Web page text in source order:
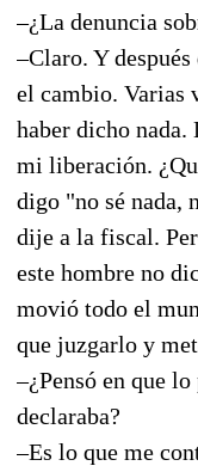
–¿La denuncia
–Claro. Y
el cambio. Varias
haber dicho
mi liberación.
digo "no sé nada,
dije a la fiscal.
este hombre no
movió todo el
que juzgarlo y
–¿Pensó en que
declaraba?
–Es lo que me